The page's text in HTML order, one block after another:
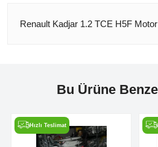
Renault Kadjar 1.2 TCE H5F
Bu Ürüne
Hızlı Teslimat